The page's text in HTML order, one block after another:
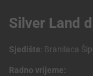
Silver Land
Sjedište: Branilaca
Radno vrijeme: